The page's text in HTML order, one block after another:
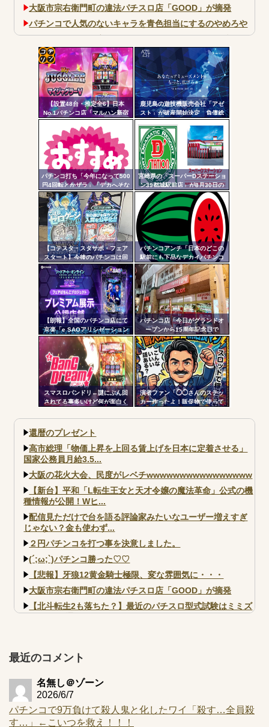
大阪市宗右衛門町の違法パチスロ店「GOOD」が摘発
パチンコで人気のないキャラを青色担当にするのやめろや
「今までありがとう」と...
無職のパチンコカス(22)なんやが、ワイの人生どれくらい
ヤバいか教えて？...
AngelBeats!とかいうクソアニメの思い出ｗｗｗ
Powered by livedoor 相互RSS
【設置48台・推定全6】日本
No.1パチンコ店「マルハン新宿
東宝ビル店」のマイジャグラ
ー、とんでもない事になるｗｗ
ｗｗｗ
鹿児島の遊技機販売会社「アゼ
スト」が破産開始決定 負債総
額は約3500万円
パチンコ打ち「今年になって500
円4回転とかザラ」「デカへそな
のに10回転とかザラ」←これほ
んまかよ？
宮崎県の「スーパーDステーショ
ン39都城駅前店」が8月30日の
営業をもって閉店へ
【コテスタ・スタサポ・フェア
スタート】今後のパチンコは回
数固定系必須でいいよな。そし
て釘は完全に廃止するべき
パチンコアンチ「日本のどこの
駅前にも下品なデカイパチンコ
屋があって恥ずかしい」
【朗報】全国のパチンコ店にて
京楽「e SAOアリシゼーション
夜空」のデモ機プレミアム展示
が始まる！SAOファンは急
げ！！！
パチンコ店「今日がグランドオ
ープンから15周年記念日で
す！」←ワイ「五万負けてま
す」
スマスロバンドリ←謎にぶん回
されてる事多いけど何が面白く
演者ファン「◯◯さんのステッ
カー作ったよ！販促物で使って
にグッズ作ってタレントに渡さ
コテ
リン
- 固
ンク
自動
更新
ツー
ル
還暦のプレゼント
高市総理「物価上昇を上回る賃上げを日本に定着させる」
国家公務員月給3.5...
大阪の花火大会、民度がレベチwwwwwwwwwwwwwwww
【新台】平和「L転生王女と天才令嬢の魔法革命」公式の機
種情報が公開！Wヒ...
配信見ただけで台を語る評論家みたいなユーザー増えすぎ
じゃない？金も使わず...
２円パチンコを打つ事を決意しました。
(´;ω;`)パチンコ勝った♡♡
【悲報】牙狼12黄金騎士極限、変な雰囲気に・・・
大阪市宗右衛門町の違法パチスロ店「GOOD」が摘発
【北斗転生2も落ちた？】最近のパチスロ型式試験はミミズ
アズールレーン スロット評価はコイン持ちの悪い疑似ボ天
最近のコメント
名無し＠ゾーン
2026/6/7
パチンコで9万負けて殺人鬼と化したワイ「殺す…全員殺
す…」←こいつを救え！！！